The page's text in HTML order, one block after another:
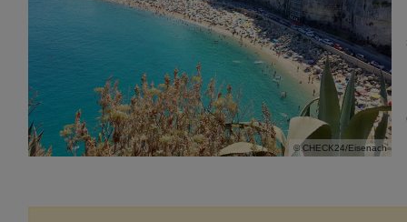
© CHECK24/Eisenach